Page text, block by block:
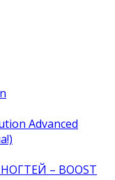
Advanced
– BOOST